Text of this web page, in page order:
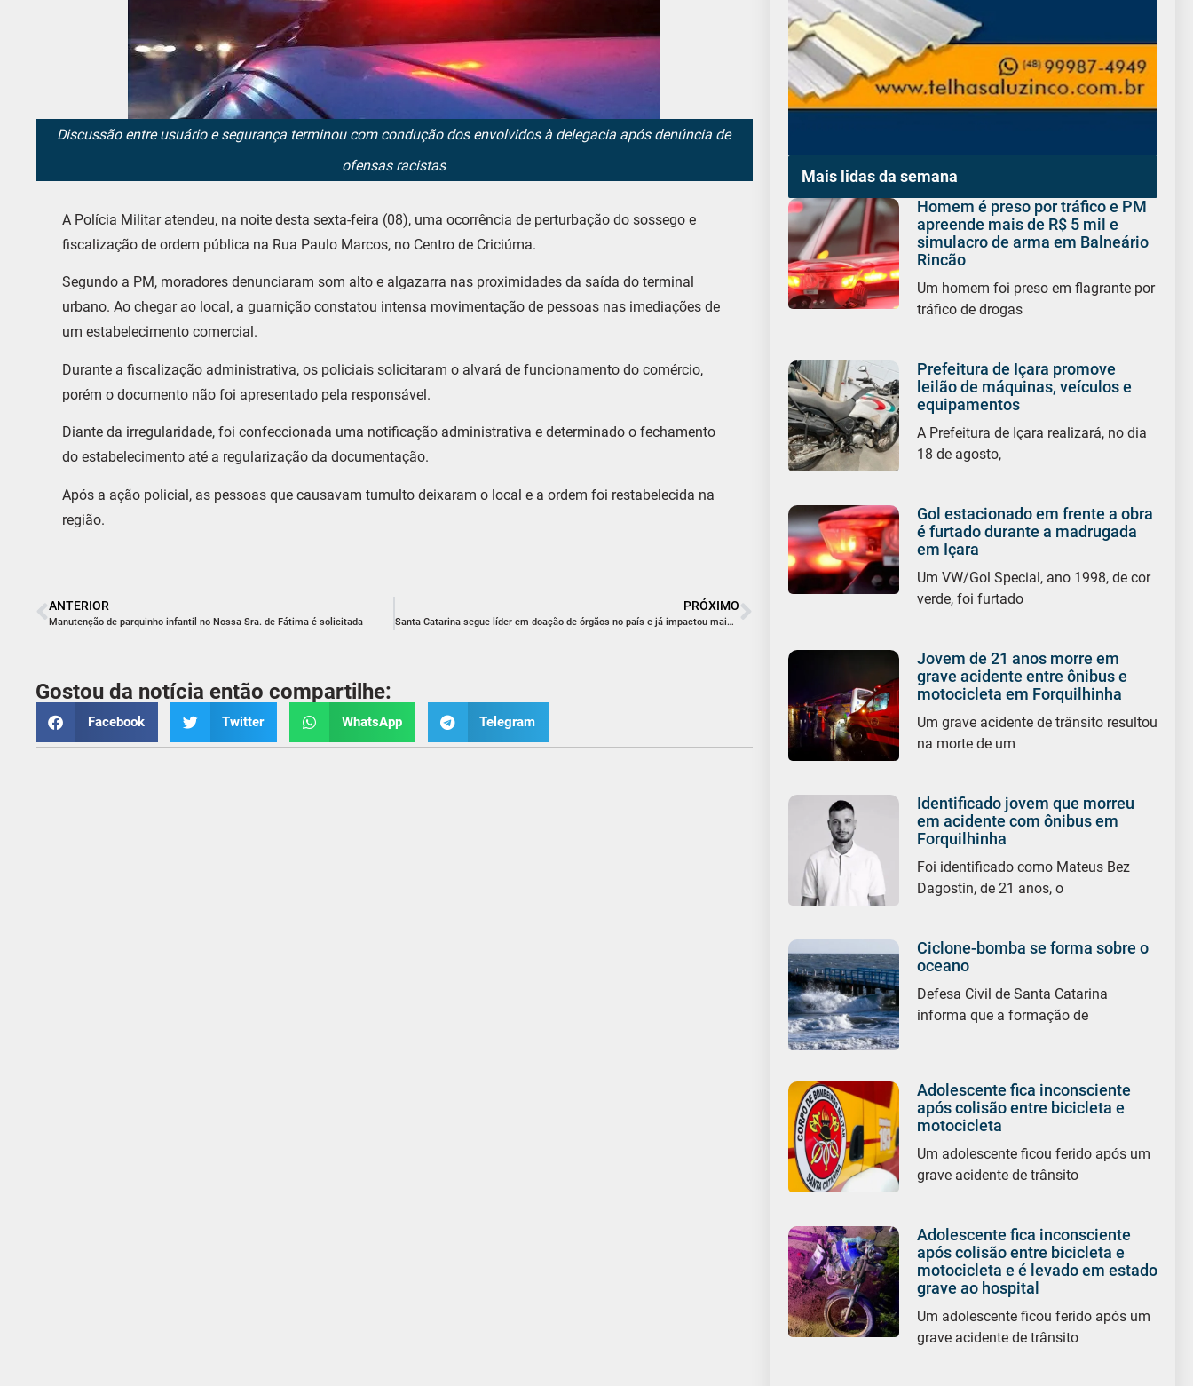
Discussão entre usuário e segurança terminou com condução dos envolvidos à delegacia após denúncia de
ofensas racistas
A Polícia Militar atendeu, na noite desta sexta-feira (08), uma ocorrência de perturbação do sossego e
fiscalização de ordem pública na Rua Paulo Marcos, no Centro de Criciúma.
Segundo a PM, moradores denunciaram som alto e algazarra nas proximidades da saída do terminal
urbano. Ao chegar ao local, a guarnição constatou intensa movimentação de pessoas nas imediações de
um estabelecimento comercial.
Durante a fiscalização administrativa, os policiais solicitaram o alvará de funcionamento do comércio,
porém o documento não foi apresentado pela responsável.
Diante da irregularidade, foi confeccionada uma notificação administrativa e determinado o fechamento
do estabelecimento até a regularização da documentação.
Após a ação policial, as pessoas que causavam tumulto deixaram o local e a ordem foi restabelecida na
região.
ANTERIOR
Manutenção de parquinho infantil no Nossa Sra. de Fátima é solicitada
PRÓXIMO
Santa Catarina segue líder em doação de órgãos no país e já impactou mais de 26 mil vidas
Gostou da notícia então compartilhe:
Facebook Twitter WhatsApp Telegram
Mais lidas da semana
Homem é preso por tráfico e PM
apreende mais de R$ 5 mil e
simulacro de arma em Balneário
Rincão
Um homem foi preso em flagrante por
tráfico de drogas
Prefeitura de Içara promove
leilão de máquinas, veículos e
equipamentos
A Prefeitura de Içara realizará, no dia
18 de agosto,
Gol estacionado em frente a obra
é furtado durante a madrugada
em Içara
Um VW/Gol Special, ano 1998, de cor
verde, foi furtado
Jovem de 21 anos morre em
grave acidente entre ônibus e
motocicleta em Forquilhinha
Um grave acidente de trânsito resultou
na morte de um
Identificado jovem que morreu
em acidente com ônibus em
Forquilhinha
Foi identificado como Mateus Bez
Dagostin, de 21 anos, o
Ciclone-bomba se forma sobre o
oceano
Defesa Civil de Santa Catarina
informa que a formação de
Adolescente fica inconsciente
após colisão entre bicicleta e
motocicleta
Um adolescente ficou ferido após um
grave acidente de trânsito
Adolescente fica inconsciente
após colisão entre bicicleta e
motocicleta e é levado em estado
grave ao hospital
Um adolescente ficou ferido após um
grave acidente de trânsito